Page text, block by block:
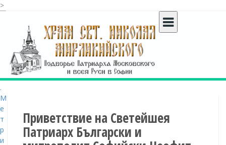
>
c
o
n
t
e
n
Приветствие на Светейшея
Патриарх Български и